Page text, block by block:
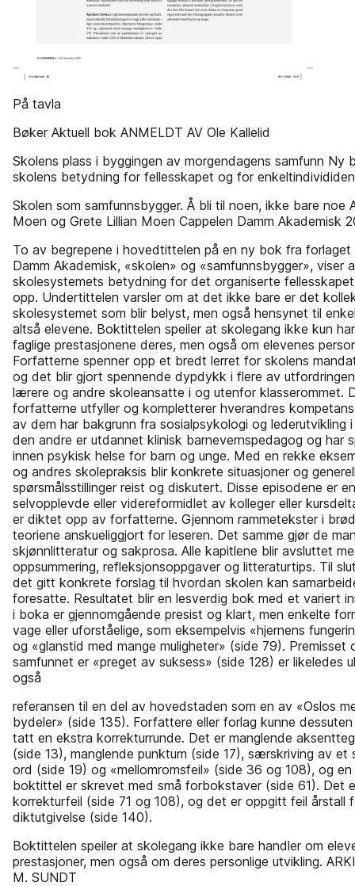
På tavla
Bøker Aktuell bok ANMELDT AV Ole Kallelid
Skolens plass i byggingen av morgendagens samfunn Ny
skolens betydning for fellesskapet og for
Skolen som samfunnsbygger. Å bli til noen, ikke bare noe
Moen og Grete Lillian Moen Cappelen Damm Akademisk
To av begrepene i hovedtittelen på en ny bok fra forlaget
Damm Akademisk, «skolen» og «samfunnsbygger», viser
skolesystemets betydning for det organiserte
opp. Undertittelen varsler om at det ikke bare er det
skolesystemet som blir belyst, men også hensynet til
altså elevene. Boktittelen speiler at skolegang ikke kun
faglige prestasjonene deres, men også om elevenes
Forfatterne spenner opp et bredt lerret for skolens
og det blir gjort spennende dypdykk i flere av
lærere og andre skoleansatte i og utenfor klasserommet.
forfatterne utfyller og kompletterer hverandres
av dem har bakgrunn fra sosialpsykologi og lederutvikling
den andre er utdannet klinisk barnevernspedagog og har
innen psykisk helse for barn og unge. Med en rekke
og andres skolepraksis blir konkrete situasjoner og
spørsmålsstillinger reist og diskutert. Disse episodene er
selvopplevde eller videreformidlet av kolleger eller
er diktet opp av forfatterne. Gjennom rammetekster i
teoriene anskueliggjort for leseren. Det samme gjør de
skjønnlitteratur og sakprosa. Alle kapitlene blir avsluttet
oppsummering, refleksjonsoppgaver og litteraturtips. Til
det gitt konkrete forslag til hvordan skolen kan
foresatte. Resultatet blir en lesverdig bok med et variert
i boka er gjennomgående presist og klart, men enkelte
vage eller uforståelige, som eksempelvis «hjernens
og «glanstid med mange muligheter» (side 79). Premisset
samfunnet er «preget av suksess» (side 128) er likeledes
også
referansen til en del av hovedstaden som en av «Oslos
bydeler» (side 135). Forfattere eller forlag kunne
tatt en ekstra korrekturrunde. Det er manglende
(side 13), manglende punktum (side 17), særskriving av et
ord (side 19) og «mellomromsfeil» (side 36 og 108), og en
boktittel er skrevet med små forbokstaver (side 61). Det
korrekturfeil (side 71 og 108), og det er oppgitt feil årstall
diktutgivelse (side 140).
Boktittelen speiler at skolegang ikke bare handler om
prestasjoner, men også om deres personlige utvikling.
M. SUNDT